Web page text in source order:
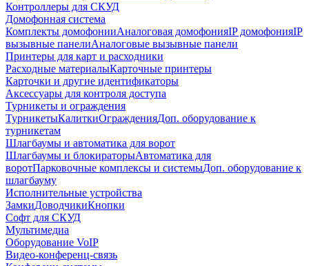
Контроллеры для СКУД
Домофонная система
Комплекты домофонииАналоговая домофонияIP домофонияIP
вызывные панелиАналоговые вызывные панели
Принтеры для карт и расходники
Расходные материалыКарточные принтеры
Карточки и другие идентификаторы
Аксессуары для контроля доступа
Турникеты и ограждения
ТурникетыКалиткиОгражденияДоп. оборудование к
турникетам
Шлагбаумы и автоматика для ворот
Шлагбаумы и блокираторыАвтоматика для
воротПарковочные комплексы и системыДоп. оборудование к
шлагбауму
Исполнительные устройства
ЗамкиДоводчикиКнопки
Софт для СКУД
Мультимедиа
Оборудование VoIP
Видео-конференц-связь